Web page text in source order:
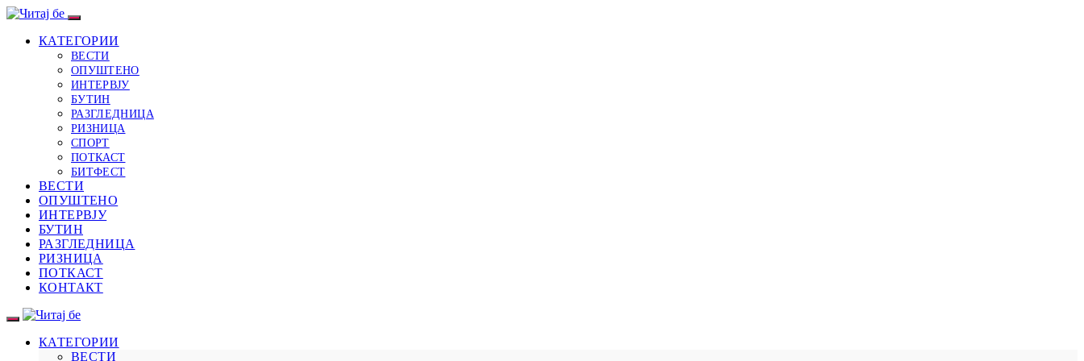
КАТЕГОРИИ
ВЕСТИ
ОПУШТЕНО
ИНТЕРВЈУ
БУТИН
РАЗГЛЕДНИЦА
РИЗНИЦА
СПОРТ
ПОТКАСТ
БИТФЕСТ
ВЕСТИ
ОПУШТЕНО
ИНТЕРВЈУ
БУТИН
РАЗГЛЕДНИЦА
РИЗНИЦА
ПОТКАСТ
КОНТАКТ
КАТЕГОРИИ
ВЕСТИ